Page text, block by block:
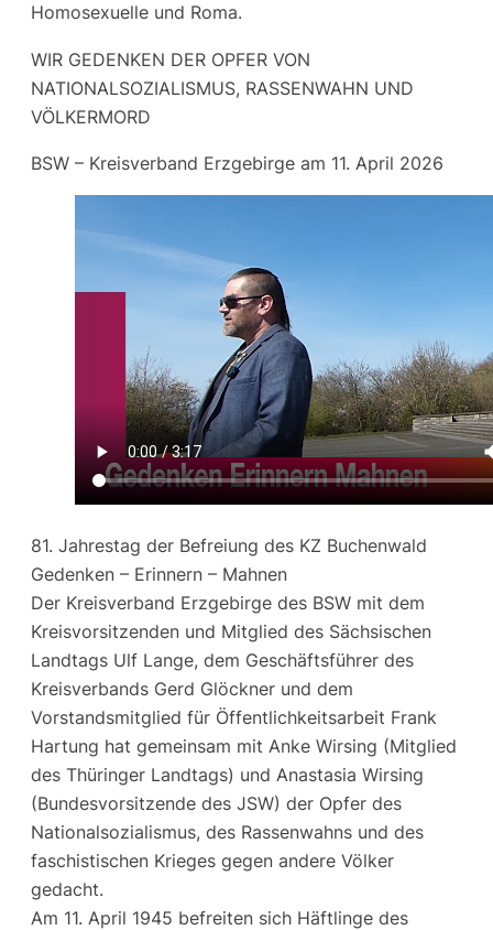
Homosexuelle und Roma.
WIR GEDENKEN DER OPFER VON
NATIONALSOZIALISMUS, RASSENWAHN UND
VÖLKERMORD
BSW – Kreisverband Erzgebirge am 11. April 2026
81. Jahrestag der Befreiung des KZ Buchenwald
Gedenken – Erinnern – Mahnen
Der Kreisverband Erzgebirge des BSW mit dem
Kreisvorsitzenden und Mitglied des Sächsischen
Landtags Ulf Lange, dem Geschäftsführer des
Kreisverbands Gerd Glöckner und dem
Vorstandsmitglied für Öffentlichkeitsarbeit Frank
Hartung hat gemeinsam mit Anke Wirsing (Mitglied
des Thüringer Landtags) und Anastasia Wirsing
(Bundesvorsitzende des JSW) der Opfer des
Nationalsozialismus, des Rassenwahns und des
faschistischen Krieges gegen andere Völker
gedacht.
Am 11. April 1945 befreiten sich Häftlinge des